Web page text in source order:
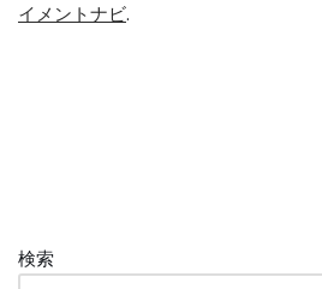
イメントナビ.
検索